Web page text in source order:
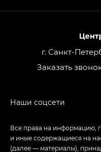
Джи Икс
LOUNGE
Empow — Эмпау
в спортивном
г. Санкт-
Заказать
Все права на информацию,
и иные содержащиеся на
(далее — материалы),